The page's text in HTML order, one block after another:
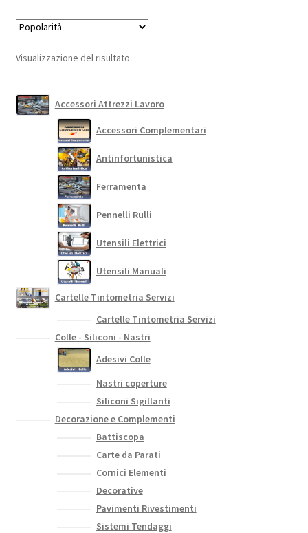
pagina
Visualizzazione del risultato
Accessori Attrezzi Lavoro
Accessori Complementari
Antinfortunistica
Ferramenta
Pennelli Rulli
Utensili Elettrici
Utensili Manuali
Cartelle Tintometria Servizi
Cartelle Tintometria Servizi
Colle - Siliconi - Nastri
Adesivi Colle
Nastri coperture
Siliconi Sigillanti
Decorazione e Complementi
Battiscopa
Carte da Parati
Cornici Elementi
Decorative
Pavimenti Rivestimenti
Sistemi Tendaggi